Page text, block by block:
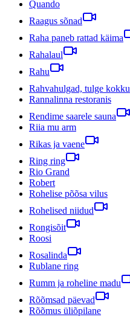
Quando
Raagus sõnad
Raha paneb rattad käima
Rahalaul
Rahu
Rahvahulgad, tulge kokku
Rannalinna restoranis
Rendime saarele sauna
Riia mu arm
Rikas ja vaene
Ring ring
Rio Grand
Robert
Rohelise põõsa vilus
Rohelised niidud
Rongisõit
Roosi
Rosalinda
Rublane ring
Rumm ja roheline madu
Rõõmsad päevad
Rõõmus üliõpilane